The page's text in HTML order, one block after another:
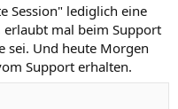
Session" lediglich eine
mal beim Support
sei. Und heute Morgen
Support erhalten.